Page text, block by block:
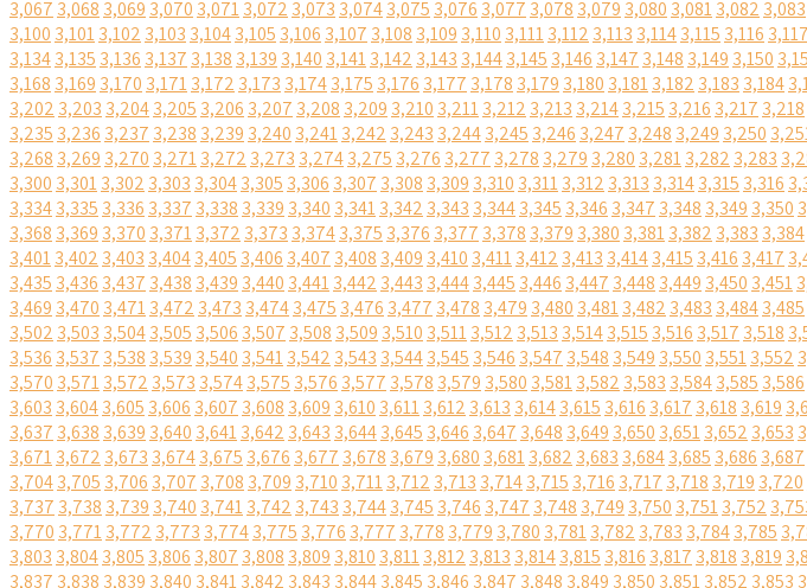
3,067 3,068 3,069 3,070 3,0713,072 3,073 3,0743,075 3,076 3,077 3,078 3,079 3,080 3,0813,082 3,083
3,100 3,1013,102 3,103 3,1043,105 3,106 3,107 3,108 3,109 3,110 3,1113,112 3,113 3,1143,115 3,116 3,117
3,1343,135 3,136 3,137 3,138 3,139 3,140 3,1413,142 3,143 3,1443,145 3,146 3,147 3,148 3,149 3,150
3,168 3,169 3,170 3,1713,172 3,173 3,1743,175 3,176 3,177 3,178 3,179 3,180 3,1813,182 3,183 3,184
3,202 3,203 3,2043,205 3,206 3,207 3,208 3,209 3,210 3,2113,212 3,213 3,2143,215 3,216 3,217 3,218
3,235 3,236 3,237 3,238 3,239 3,240 3,2413,242 3,243 3,2443,245 3,246 3,247 3,248 3,249 3,250
3,268 3,269 3,270 3,2713,272 3,273 3,2743,275 3,276 3,277 3,278 3,279 3,280 3,2813,282 3,283
3,300 3,3013,302 3,303 3,3043,305 3,306 3,307 3,308 3,309 3,310 3,3113,312 3,313 3,3143,315 3,316
3,3343,335 3,336 3,337 3,338 3,339 3,340 3,3413,342 3,343 3,3443,345 3,346 3,347 3,348 3,349 3,350
3,368 3,369 3,370 3,3713,372 3,373 3,3743,375 3,376 3,377 3,378 3,379 3,380 3,3813,382 3,383 3,384
3,4013,402 3,403 3,4043,405 3,406 3,407 3,408 3,409 3,410 3,4113,412 3,413 3,4143,415 3,416 3,417
3,435 3,436 3,437 3,438 3,439 3,440 3,4413,442 3,443 3,4443,445 3,446 3,447 3,448 3,449 3,450 3,451
3,469 3,470 3,4713,472 3,473 3,4743,475 3,476 3,477 3,478 3,479 3,480 3,4813,482 3,483 3,4843,485
3,502 3,503 3,5043,505 3,506 3,507 3,508 3,509 3,510 3,5113,512 3,513 3,5143,515 3,516 3,517 3,518
3,536 3,537 3,538 3,539 3,540 3,5413,542 3,543 3,5443,545 3,546 3,547 3,548 3,549 3,550 3,5513,552
3,570 3,5713,572 3,573 3,5743,575 3,576 3,577 3,578 3,579 3,580 3,5813,582 3,583 3,5843,585 3,586
3,603 3,6043,605 3,606 3,607 3,608 3,609 3,610 3,6113,612 3,613 3,6143,615 3,616 3,617 3,618 3,619
3,637 3,638 3,639 3,640 3,6413,642 3,643 3,6443,645 3,646 3,647 3,648 3,649 3,650 3,6513,652 3,653
3,6713,672 3,673 3,6743,675 3,676 3,677 3,678 3,679 3,680 3,6813,682 3,683 3,6843,685 3,686 3,687
3,7043,705 3,706 3,707 3,708 3,709 3,710 3,7113,712 3,713 3,7143,715 3,716 3,717 3,718 3,719 3,720
3,737 3,738 3,739 3,740 3,7413,742 3,743 3,7443,745 3,746 3,747 3,748 3,749 3,750 3,7513,752
3,770 3,7713,772 3,773 3,7743,775 3,776 3,777 3,778 3,779 3,780 3,7813,782 3,783 3,7843,785
3,803 3,8043,805 3,806 3,807 3,808 3,809 3,810 3,8113,812 3,813 3,8143,815 3,816 3,817 3,818 3,819
3,837 3,838 3,839 3,840 3,8413,842 3,843 3,8443,845 3,846 3,847 3,848 3,849 3,850 3,8513,852 3,853